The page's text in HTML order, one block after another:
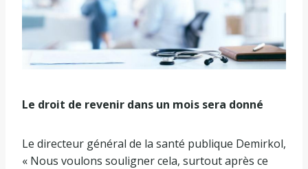
Le droit de revenir dans un mois sera donné
Le directeur général de la santé publique Demirkol,
« Nous voulons souligner cela, surtout après ce